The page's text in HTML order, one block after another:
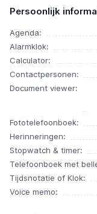
Persoonlijk
Agenda:
Alarmklok:
Calculator:
Contactpersonen:
Document viewer:
Fototelefoonboek:
Herinneringen:
Stopwatch & timer:
Telefoonboek met
Tijdsnotatie of Klok:
Voice memo: